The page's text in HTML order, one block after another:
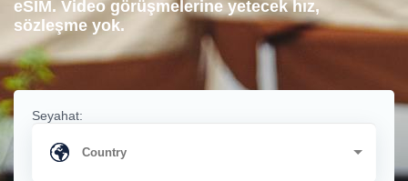
eSIM. Video görüşmelerine yetecek hız,
sözleşme yok.
Seyahat: